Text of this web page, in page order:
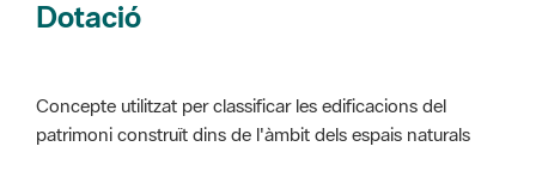
Dotació
Concepte utilitzat per classificar les edificacions del
patrimoni construït dins de l'àmbit dels espais naturals